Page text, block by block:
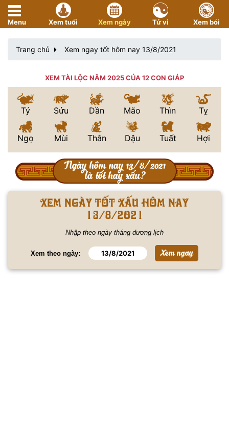
Menu Xem tuổi Xem ngày Tử vi Xem bói
Trang chủ Xem ngay tốt hôm nay 13/8/2021
XEM TÀI LỘC NĂM 2025 CỦA 12 CON GIÁP
Tý Sửu Dần Mão Thìn Tỵ
Ngọ Mùi Thân Dậu Tuất Hợi
Ngày hôm nay 13/8/2021
là tốt hay xấu?
Xem ngày tốt xấu hôm nay
13/8/2021
Nhập theo ngày tháng dương lịch
Xem theo ngày: